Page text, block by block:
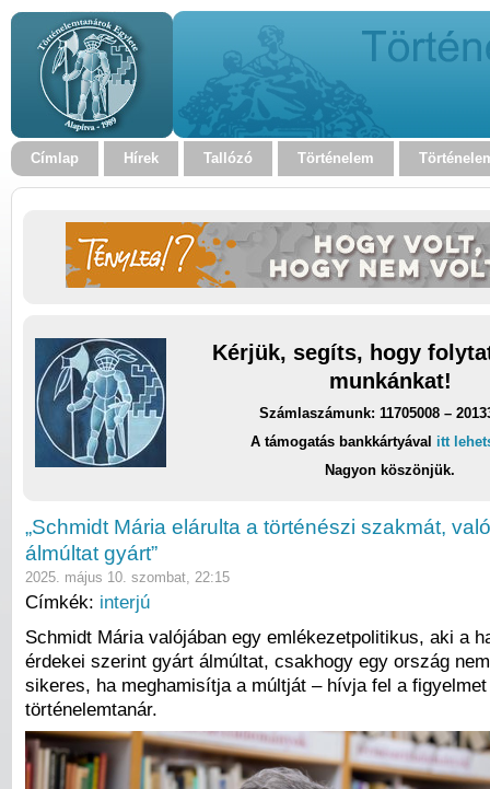
Címlap Hírek Tallózó Történelem
Kérjük, segíts, hogy
munkánkat!
Számlaszámunk: 11705008 –
A támogatás bankkártyával itt
Nagyon köszönjük.
„Schmidt Mária elárulta a történészi szakmát,
álmúltat gyárt”
2025. május 10. szombat, 22:15
Címkék: interjú
Schmidt Mária valójában egy emlékezetpolitikus, aki a
érdekei szerint gyárt álmúltat, csakhogy egy ország
sikeres, ha meghamisítja a múltját – hívja fel a
történelemtanár.